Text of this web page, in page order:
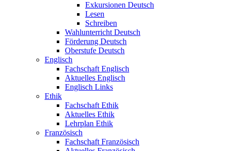
Exkursionen Deutsch
Lesen
Schreiben
Wahlunterricht Deutsch
Förderung Deutsch
Oberstufe Deutsch
Englisch
Fachschaft Englisch
Aktuelles Englisch
Englisch Links
Ethik
Fachschaft Ethik
Aktuelles Ethik
Lehrplan Ethik
Französisch
Fachschaft Französisch